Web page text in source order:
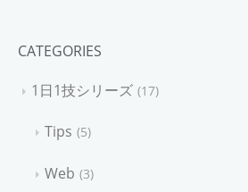
CATEGORIES
1日1技シリーズ 17
Tips 5
Web 3